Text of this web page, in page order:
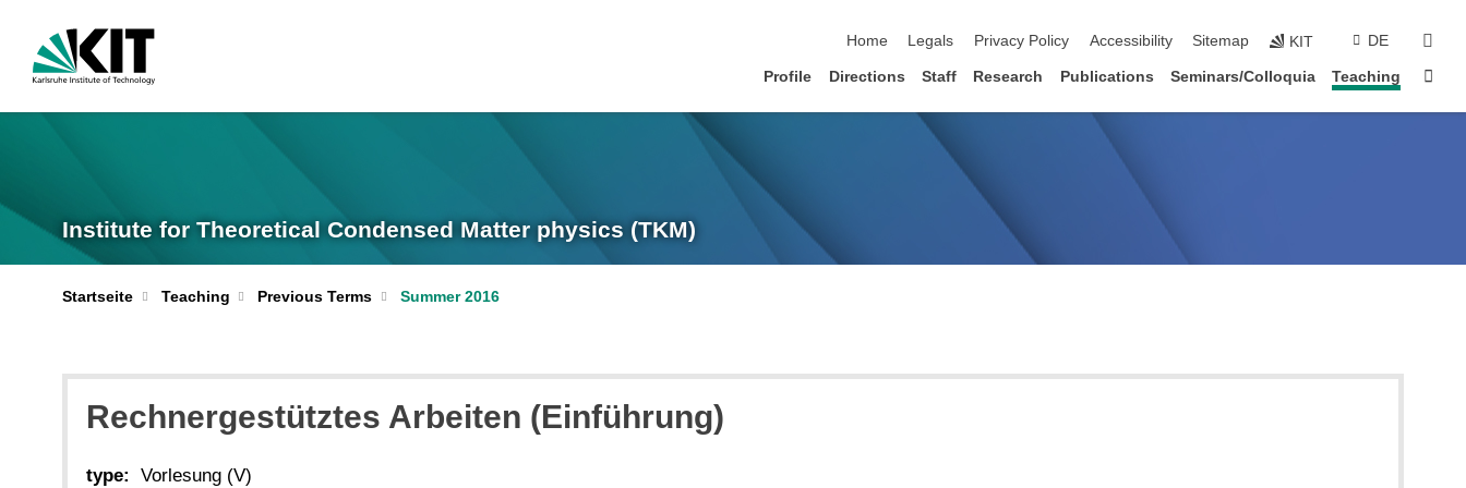
Home
Legals Privacy Policy Accessibility Sitemap KIT DE
Profile Directions Staff Research Publications Seminars/Colloquia Teaching
Institute for Theoretical Condensed Matter physics (TKM)
Startseite Teaching Previous Terms Summer 2016
Rechnergestütztes Arbeiten (Einführung)
type:
Vorlesung (V)